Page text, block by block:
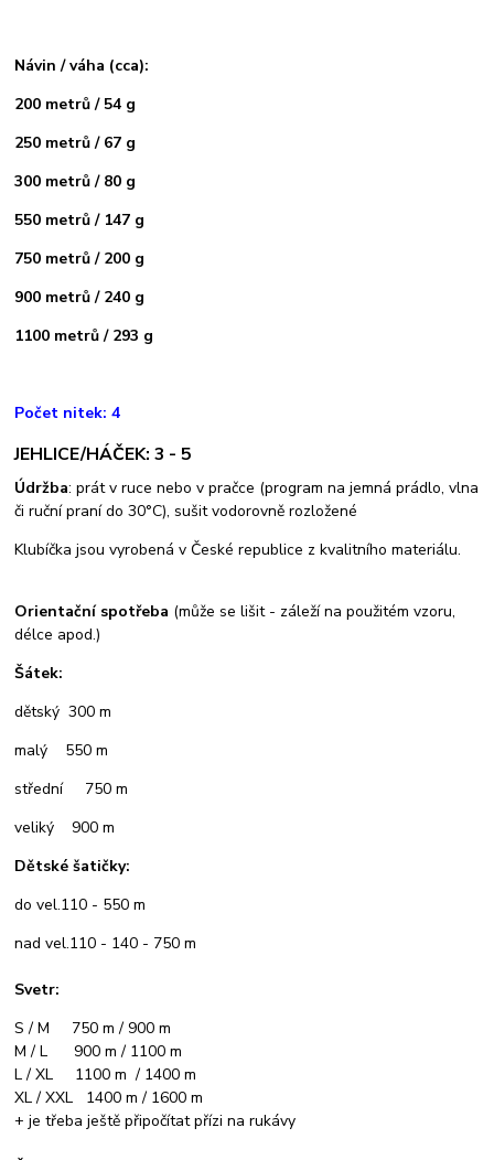
Návin / váha (cca):
200 metrů / 54 g
250 metrů / 67 g
300 metrů / 80 g
550 metrů / 147 g
750 metrů / 200 g
900 metrů / 240 g
1100 metrů / 293 g
Počet nitek: 4
JEHLICE/HÁČEK: 3 - 5
Údržba: prát v ruce nebo v pračce (program na jemná prádlo, vlna
či ruční praní do 30°C), sušit vodorovně rozložené
Klubíčka jsou vyrobená v České republice z kvalitního materiálu.
Orientační spotřeba (může se lišit - záleží na použitém vzoru,
délce apod.)
Šátek:
dětský 300 m
malý 550 m
střední 750 m
veliký 900 m
Dětské šatičky:
do vel.110 - 550 m
nad vel.110 - 140 - 750 m
Svetr:
S / M 750 m / 900 m
M / L 900 m / 1100 m
L / XL 1100 m / 1400 m
XL / XXL 1400 m / 1600 m
+ je třeba ještě připočítat přízi na rukávy